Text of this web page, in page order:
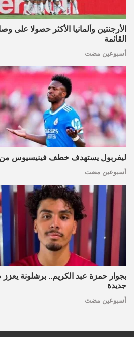
الأرجنتين وألمانيا الأكثر حصولا
القائمة
أسبوعين مضت
ليفربول يستهدف خطف فينيسيوس من
أسبوعين مضت
بجوار حمزة عبد الكريم.. برشلونة
جديدة
أسبوعين مضت